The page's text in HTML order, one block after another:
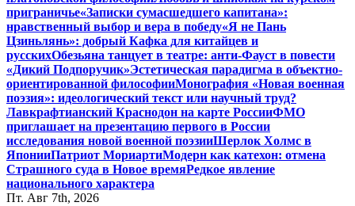
приграничье«Записки сумасшедшего капитана»:
нравственный выбор и вера в победу«Я не Пань
Цзиньлянь»: добрый Кафка для китайцев и
русскихОбезьяна танцует в театре: анти-Фауст в повести
«Дикий Подпоручик»Эстетическая парадигма в объектно-
ориентированной философииМонография «Новая военная
поэзия»: идеологический текст или научный труд?
Лавкрафтианский Краснодон на карте РоссииФМО
приглашает на презентацию первого в России
исследования новой военной поэзииШерлок Холмс в
ЯпонииПатриот МориартиМодерн как катехон: отмена
Страшного суда в Новое времяРедкое явление
национального характера
Пт. Авг 7th, 2026